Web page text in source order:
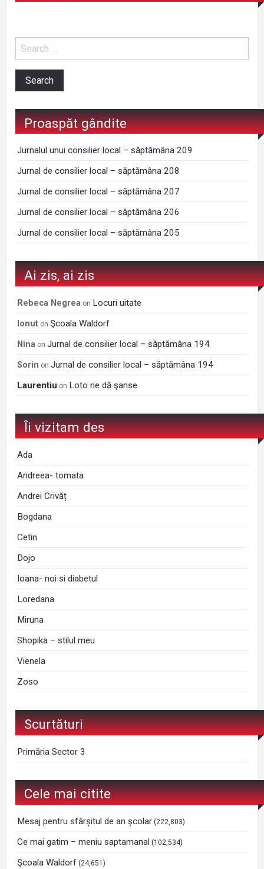
Proaspăt gândite
Jurnalul unui consilier local – săptămâna 209
Jurnal de consilier local – săptămâna 208
Jurnal de consilier local – săptămâna 207
Jurnal de consilier local – săptămâna 206
Jurnal de consilier local – săptămâna 205
Ai zis, ai zis
Rebeca Negrea on Locuri uitate
Ionut onŞcoala Waldorf
Nina onJurnal de consilier local – săptămâna 194
Sorin onJurnal de consilier local – săptămâna 194
Laurentiu on Loto ne dă şanse
Îi vizitam des
Ada
Andreea- tomata
Andrei Crivăț
Bogdana
Cetin
Dojo
Ioana- noi si diabetul
Loredana
Miruna
Shopika – stilul meu
Vienela
Zoso
Scurtături
Primăria Sector 3
Cele mai citite
Mesaj pentru sfârșitul de an școlar (222,803)
Ce mai gatim – meniu saptamanal (102,534)
Şcoala Waldorf (24,651)